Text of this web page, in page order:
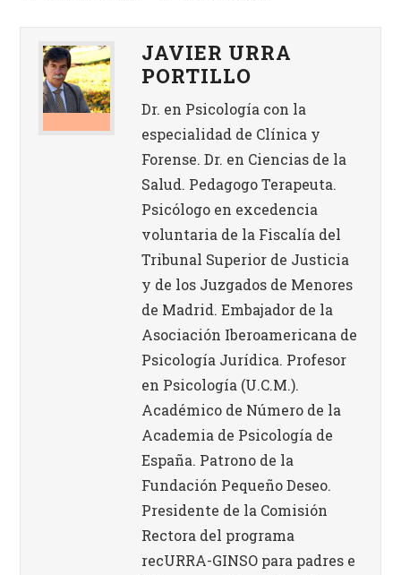
JAVIER URRA
PORTILLO
Dr. en Psicología con la
especialidad de Clínica y
Forense. Dr. en Ciencias de la
Salud. Pedagogo Terapeuta.
Psicólogo en excedencia
voluntaria de la Fiscalía del
Tribunal Superior de Justicia
y de los Juzgados de Menores
de Madrid. Embajador de la
Asociación Iberoamericana de
Psicología Jurídica. Profesor
en Psicología (U.C.M.).
Académico de Número de la
Academia de Psicología de
España. Patrono de la
Fundación Pequeño Deseo.
Presidente de la Comisión
Rectora del programa
recURRA-GINSO para padres e